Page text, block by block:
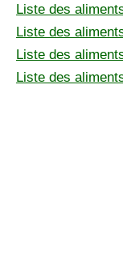
Liste des
Liste des
Liste des
Liste des